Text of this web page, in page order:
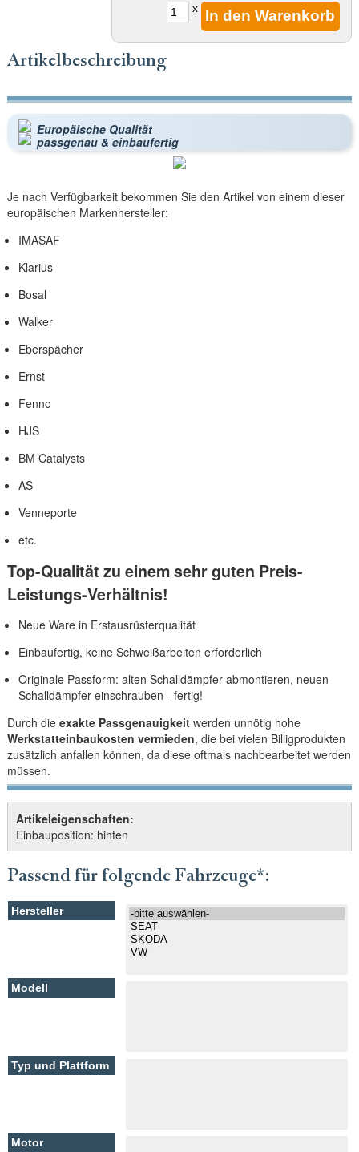
x
Artikelbeschreibung
Europäische Qualität
passgenau & einbaufertig
Je nach Verfügbarkeit bekommen Sie den Artikel von einem dieser
europäischen Markenhersteller:
IMASAF
Klarius
Bosal
Walker
Eberspächer
Ernst
Fenno
HJS
BM Catalysts
AS
Venneporte
etc.
Top-Qualität zu einem sehr guten Preis-
Leistungs-Verhältnis!
Neue Ware in Erstausrüsterqualität
Einbaufertig, keine Schweißarbeiten erforderlich
Originale Passform: alten Schalldämpfer abmontieren, neuen
Schalldämpfer einschrauben - fertig!
Durch die exakte Passgenauigkeitwerden unnötig hohe
Werkstatteinbaukosten vermieden, die bei vielen Billigprodukten
zusätzlich anfallen können, da diese oftmals nachbearbeitet werden
müssen.
Artikeleigenschaften:
Einbauposition: hinten
Passend für folgende Fahrzeuge*: